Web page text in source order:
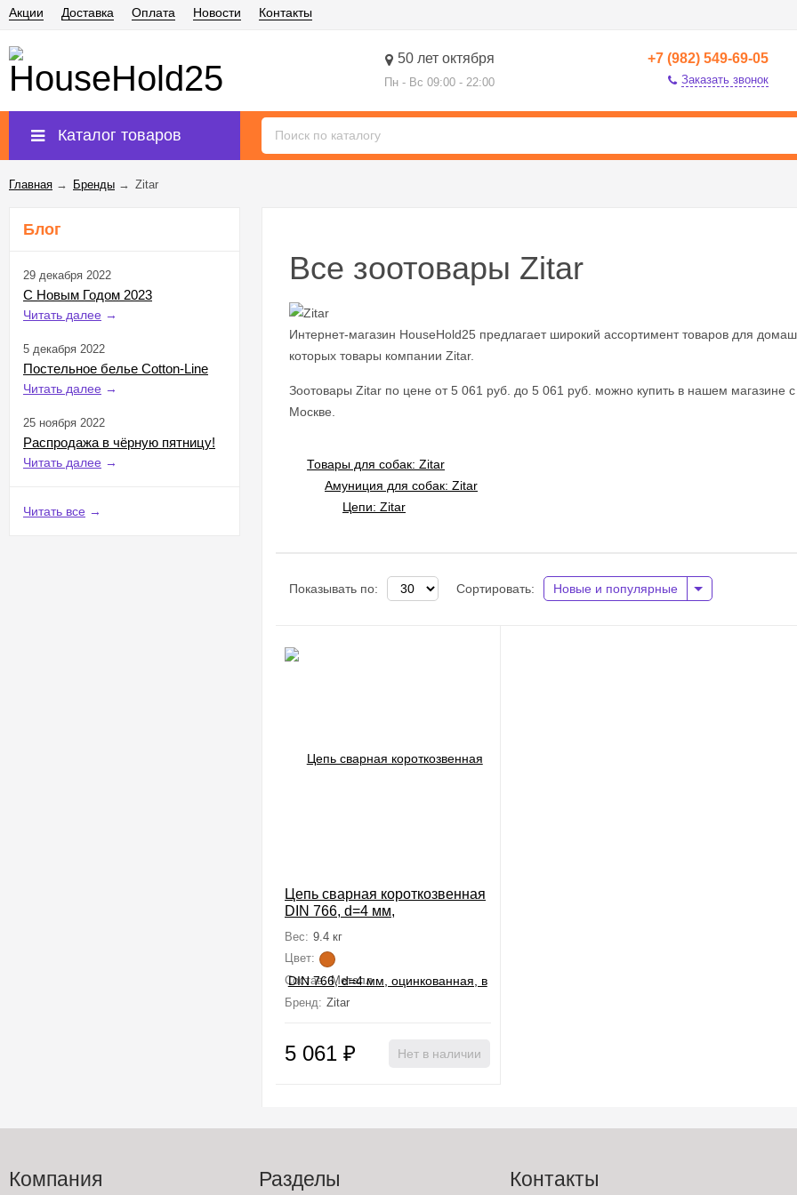
Акции Доставка Оплата Новости Контакты
50 лет октября
Пн - Вс 09:00 - 22:00
+7 (982) 549-69-05
Заказать звонок
Каталог товаров
Главная → Бренды → Zitar
Блог
29 декабря 2022
С Новым Годом 2023
Читать далее →
5 декабря 2022
Постельное белье Cotton-Line
Читать далее →
25 ноября 2022
Распродажа в чёрную пятницу!
Читать далее →
Читать все →
Все зоотовары Zitar
Интернет-магазин HouseHold25 предлагает широкий ассортимент товаров для
которых товары компании Zitar.
Зоотовары Zitar по цене от 5 061 руб. до 5 061 руб. можно купить в нашем магазине с
Москве.
Товары для собак: Zitar
Амуниция для собак: Zitar
Цепи: Zitar
Показывать по: Сортировать: Новые и популярные
Цепь сварная короткозвенная
DIN 766, d=4 мм,
Вес: 9.4 кг
Цвет:
Состав: Металл
Бренд: Zitar
5 061 ₽ Нет в наличии
Компания Разделы Контакты